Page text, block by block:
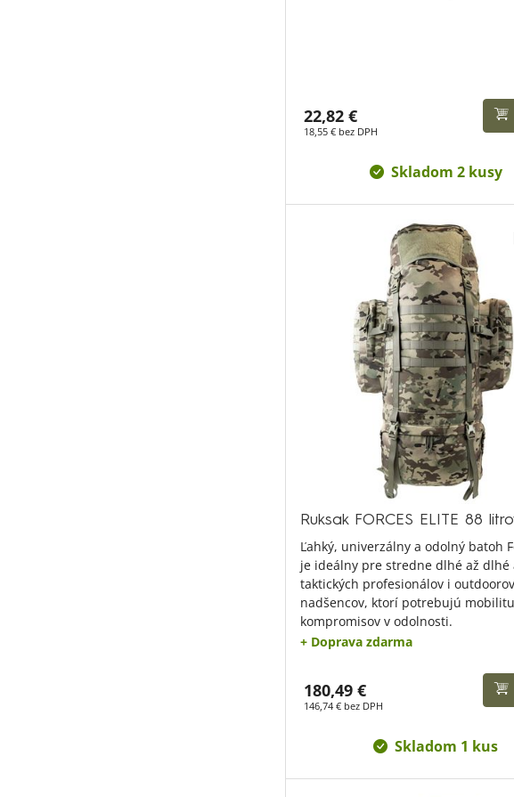
22,82 €
18,55 € bez DPH
Skladom 2 kusy
Ruksak FORCES ELITE 88
Ľahký, univerzálny a odolný batoh
je ideálny pre stredne dlhé až dlhé
taktických profesionálov i
nadšencov, ktorí potrebujú
kompromisov v odolnosti.
+ Doprava zdarma
180,49 €
146,74 € bez DPH
Skladom 1 kus